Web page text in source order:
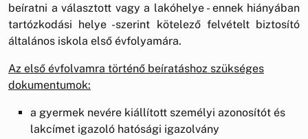
beíratni a választott vagy a lakóhelye - ennek hiányában
tartózkodási helye -szerint kötelező felvételt biztosító
általános iskola első évfolyamára.
Az első évfolvamra történő beíratáshoz szükséges
dokumentumok:
a gyermek nevére kiállított személyi azonosítót és
lakcímet igazoló hatósági igazolvány